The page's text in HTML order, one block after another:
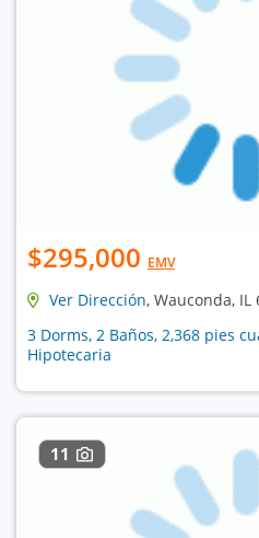
$295,000 EMV
Ver Dirección, Wauconda, IL
3 Dorms, 2 Baños, 2,368 pies
Hipotecaria
11